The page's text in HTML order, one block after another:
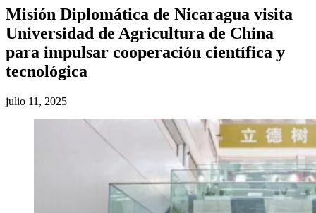
Misión Diplomática de Nicaragua visita
Universidad de Agricultura de China
para impulsar cooperación científica y
tecnológica
julio 11, 2025